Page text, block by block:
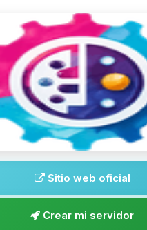
Sitio web oficial
Crear mi servidor